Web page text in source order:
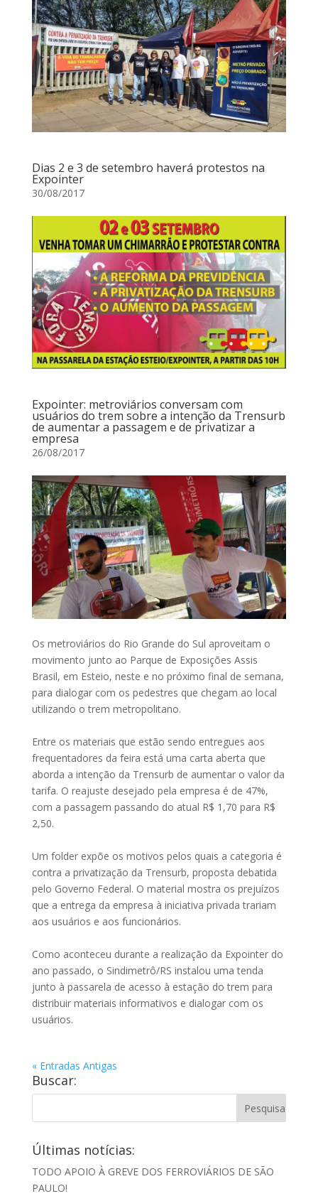
Dias 2 e 3 de setembro haverá protestos na
Expointer
30/08/2017
Expointer: metroviários conversam com
usuários do trem sobre a intenção da Trensurb
de aumentar a passagem e de privatizar a
empresa
26/08/2017
Os metroviários do Rio Grande do Sul aproveitam o
movimento junto ao Parque de Exposições Assis
Brasil, em Esteio, neste e no próximo final de semana,
para dialogar com os pedestres que chegam ao local
utilizando o trem metropolitano.
Entre os materiais que estão sendo entregues aos
frequentadores da feira está uma carta aberta que
aborda a intenção da Trensurb de aumentar o valor da
tarifa. O reajuste desejado pela empresa é de 47%,
com a passagem passando do atual R$ 1,70 para R$
2,50.
Um folder expõe os motivos pelos quais a categoria é
contra a privatização da Trensurb, proposta debatida
pelo Governo Federal. O material mostra os prejuízos
que a entrega da empresa à iniciativa privada trariam
aos usuários e aos funcionários.
Como aconteceu durante a realização da Expointer do
ano passado, o Sindimetrô/RS instalou uma tenda
junto à passarela de acesso à estação do trem para
distribuir materiais informativos e dialogar com os
usuários.
« Entradas Antigas
Buscar:
Últimas notícias:
TODO APOIO À GREVE DOS FERROVIÁRIOS DE SÃO
PAULO!